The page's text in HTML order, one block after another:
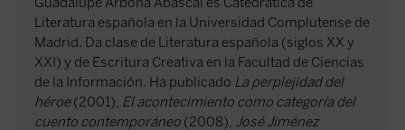
Literatura española en la Universidad Complutense de
Madrid. Da clase de Literatura española (siglos XX y
XXI) y de Escritura Creativa en la Facultad de Ciencias
de la Información. Ha publicado La perplejidad del
héroe(2001), El acontecimiento como categoría del
cuento contemporáneo (2008), José Jiménez